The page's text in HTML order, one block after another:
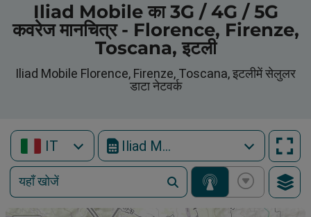
Iliad Mobile का 3G / 4G / 5G
कवरेज मानचित्र - Florence, Firenze,
Toscana, इटली
Iliad Mobile Florence, Firenze, Toscana, इटलीमें सेलुलर
डाटा नेटवर्क
IT Iliad Mobile